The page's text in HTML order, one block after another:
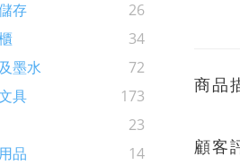
存
26
34
墨水
72
具
173
23
品
14
商品
顧客